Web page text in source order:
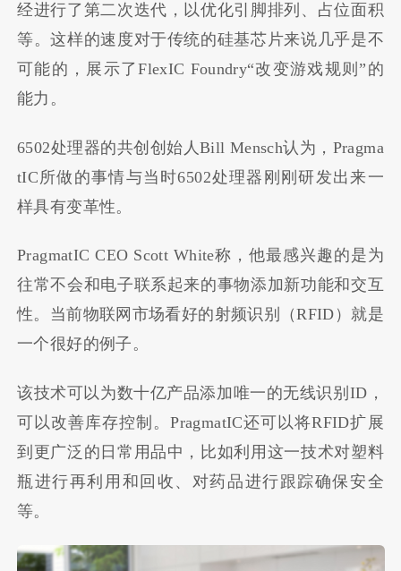
经进行了第二次迭代，以优化引脚排列、占位面积
等。这样的速度对于传统的硅基芯片来说几乎是不
可能的，展示了FlexIC Foundry“改变游戏规则”的
能力。
6502处理器的共创创始人Bill Mensch认为，Pragma
tIC所做的事情与当时6502处理器刚刚研发出来一
样具有变革性。
PragmatIC CEO Scott White称，他最感兴趣的是为
往常不会和电子联系起来的事物添加新功能和交互
性。当前物联网市场看好的射频识别（RFID）就是
一个很好的例子。
该技术可以为数十亿产品添加唯一的无线识别ID，
可以改善库存控制。PragmatIC还可以将RFID扩展
到更广泛的日常用品中，比如利用这一技术对塑料
瓶进行再利用和回收、对药品进行跟踪确保安全
等。